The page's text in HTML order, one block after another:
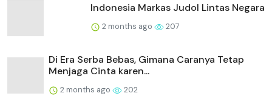
Indonesia Markas Judol Lintas Negara
2 months ago 207
Di Era Serba Bebas, Gimana Caranya Tetap
Menjaga Cinta karen...
2 months ago 202